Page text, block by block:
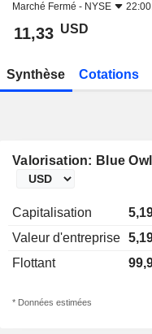
Marché Fermé - NYSE
11,33 USD
Synthèse Cotations
Valorisation: Blue
Capitalisation
Valeur d'entreprise
Flottant
* Données estimées